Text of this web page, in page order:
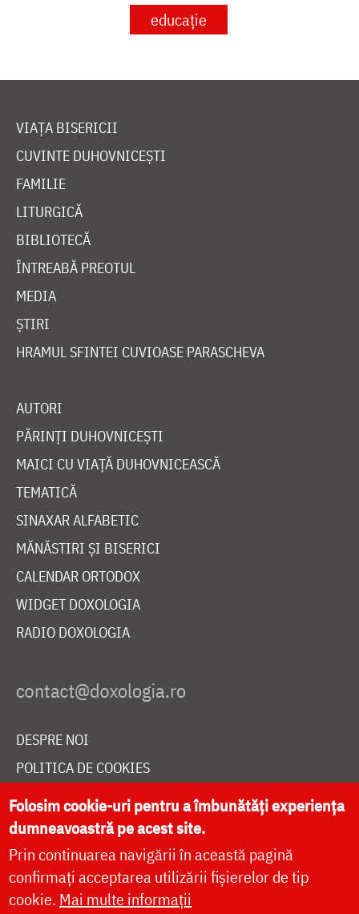
educație
VIAȚA BISERICII
CUVINTE DUHOVNICEȘTI
FAMILIE
LITURGICĂ
BIBLIOTECĂ
ÎNTREABĂ PREOTUL
MEDIA
ȘTIRI
HRAMUL SFINTEI CUVIOASE PARASCHEVA
AUTORI
PĂRINȚI DUHOVNICEȘTI
MAICI CU VIAȚĂ DUHOVNICEASCĂ
TEMATICĂ
SINAXAR ALFABETIC
MĂNĂSTIRI ȘI BISERICI
CALENDAR ORTODOX
WIDGET DOXOLOGIA
RADIO DOXOLOGIA
DESPRE NOI
POLITICA DE COOKIES
DONEAZĂ ONLINE PENTRU CATEDRALA NAȚIONALĂ
LIVE
Folosim cookie-uri pentru a îmbunătăți experiența
dumneavoastră pe acest site.
Prin continuarea navigării în această pagină
confirmați acceptarea utilizării fișierelor de tip
cookie. Mai multe informații